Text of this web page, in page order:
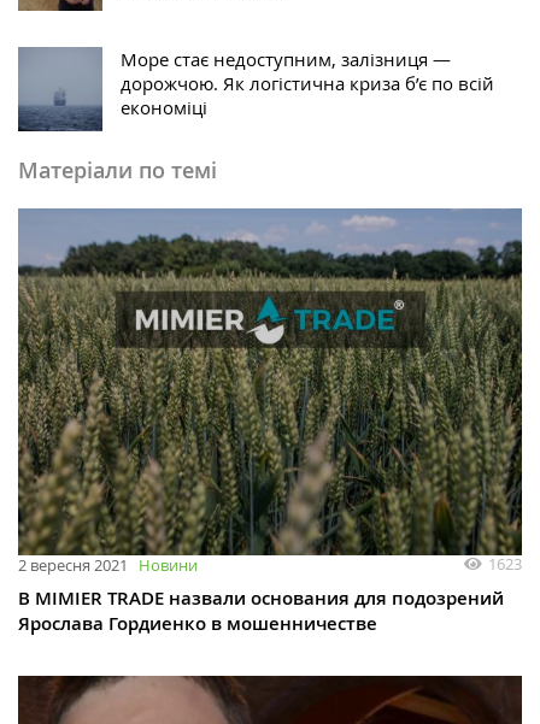
Море стає недоступним, залізниця —
дорожчою. Як логістична криза б’є по всій
економіці
Матеріали по темі
2 вересня 2021 Новини 1623
В MIMIER TRADE назвали основания для подозрений
Ярослава Гордиенко в мошенничестве